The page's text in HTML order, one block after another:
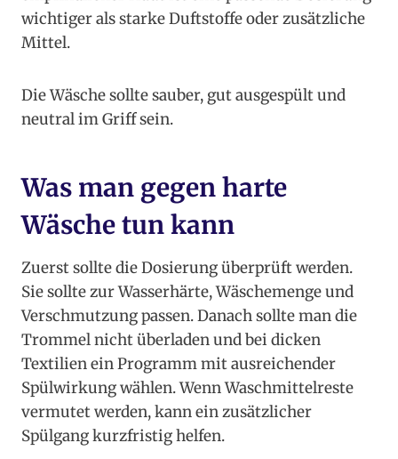
wichtiger als starke Duftstoffe oder zusätzliche
Mittel.
Die Wäsche sollte sauber, gut ausgespült und
neutral im Griff sein.
Was man gegen harte
Wäsche tun kann
Zuerst sollte die Dosierung überprüft werden.
Sie sollte zur Wasserhärte, Wäschemenge und
Verschmutzung passen. Danach sollte man die
Trommel nicht überladen und bei dicken
Textilien ein Programm mit ausreichender
Spülwirkung wählen. Wenn Waschmittelreste
vermutet werden, kann ein zusätzlicher
Spülgang kurzfristig helfen.